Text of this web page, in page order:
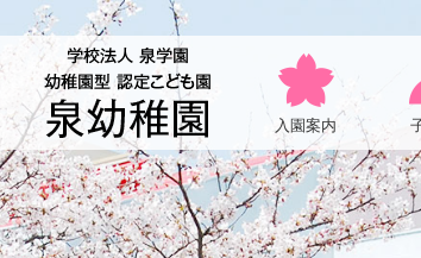
定
こ
ど
入園案内